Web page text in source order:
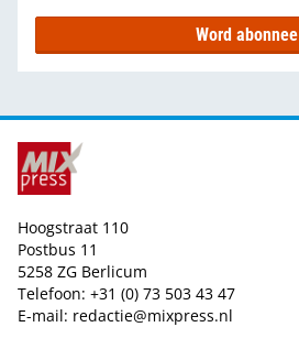
Word abonnee
Hoogstraat 110
Postbus 11
5258 ZG Berlicum
Telefoon: +31 (0) 73 503 43 47
E-mail: redactie@mixpress.nl